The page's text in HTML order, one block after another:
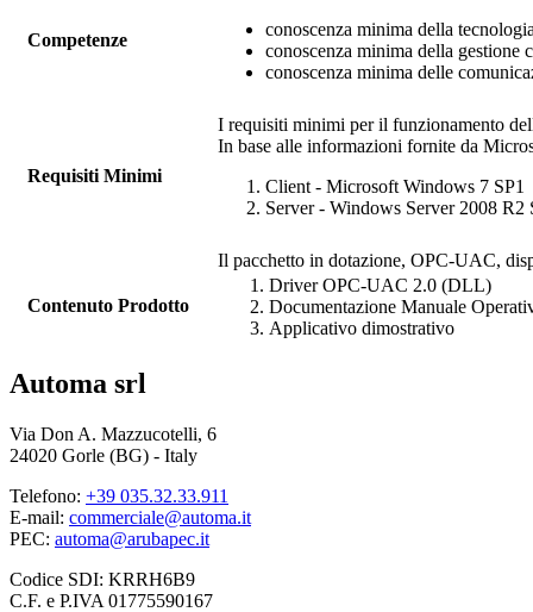
Competenze
conoscenza minima della
conoscenza minima della gestione
conoscenza minima delle
Requisiti Minimi
I requisiti minimi per il funzionamento
In base alle informazioni fornite da
Client - Microsoft Windows 7 SP1
Server - Windows Server 2008 R2
Contenuto Prodotto
Il pacchetto in dotazione, OPC-UAC,
DriverOPC-UAC 2.0 (DLL)
Documentazione Manuale
Applicativo dimostrativo
Automa srl
Via Don A. Mazzucotelli, 6
24020 Gorle (BG) - Italy
Telefono: +39 035.32.33.911
E-mail: commerciale@automa.it
PEC: automa@arubapec.it
Codice SDI: KRRH6B9
C.F. e P.IVA 01775590167